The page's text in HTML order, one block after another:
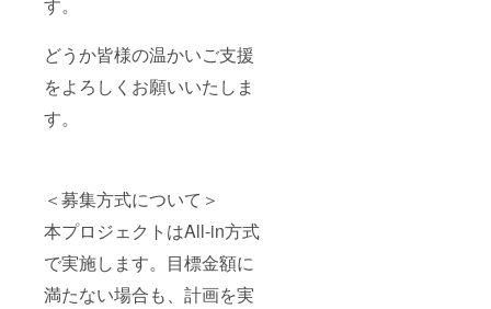
す。
どうか皆様の温かいご支援
をよろしくお願いいたしま
す。
＜募集方式について＞
本プロジェクトはAll-in方式
で実施します。目標金額に
満たない場合も、計画を実